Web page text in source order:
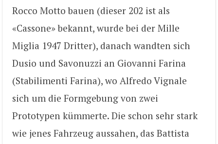
Rocco Motto bauen (dieser 202 ist als
«Cassone» bekannt, wurde bei der Mille
Miglia 1947 Dritter), danach wandten sich
Dusio und Savonuzzi an Giovanni Farina
(Stabilimenti Farina), wo Alfredo Vignale
sich um die Formgebung von zwei
Prototypen kümmerte. Die schon sehr stark
wie jenes Fahrzeug aussahen, das Battista